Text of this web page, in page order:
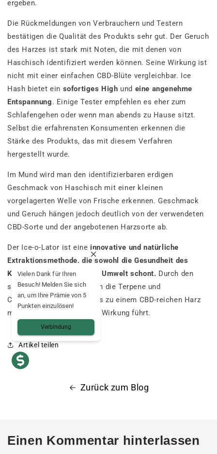
ergeben.
Die Rückmeldungen von Verbrauchern und Testern
bestätigen die Qualität des Produkts sehr gut. Der Geruch
des Harzes ist stark mit Noten, die mit denen von
Haschisch identifiziert werden können. Seine Wirkung ist
nicht mit einer einfachen CBD-Blüte vergleichbar. Ice
Hash bietet ein sofortiges High und eine angenehme
Entspannung. Einige Tester empfehlen es eher zum
Schlafengehen oder wenn man abends zu Hause sitzt.
Selbst die erfahrensten Konsumenten erkennen die
Stärke des Produkts, das mit diesem Verfahren
hergestellt wurde.
Im Mund wird man den identifizierbaren erdigen
Geschmack von Haschisch mit einer kleinen
vorgelagerten Welle von Frische erkennen. Geschmack
und Geruch hängen jedoch deutlich von der verwendeten
CBD-Sorte und der angebotenen Harzsorte ab.
Der Ice-o-Lator ist eine innovative und natürliche
Extraktionsmethode, die sowohl die Gesundheit des
Konsumenten als auch die Umwelt schont. Durch den
schonenden Ansatz bleiben die Terpene und
Cannabinoide erhalten, was zu einem CBD-reichen Harz
mit starker entspannender Wirkung führt.
Artikel teilen
Zurück zum Blog
Einen Kommentar hinterlassen
Vielen Dank für Ihren
Besuch! Melden Sie sich
an, um Ihre Prämie von 5
Punkten einzulösen!
Verbindung